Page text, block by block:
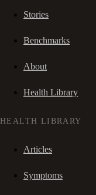
Stories
Benchmarks
About
Health Library
HEALTH LIBRARY
Articles
Symptoms